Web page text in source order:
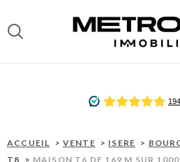
au
menu
au
contenu
ACCUEIL VENTE ISERE
T8
MAISON T6 DE 169 M SUR